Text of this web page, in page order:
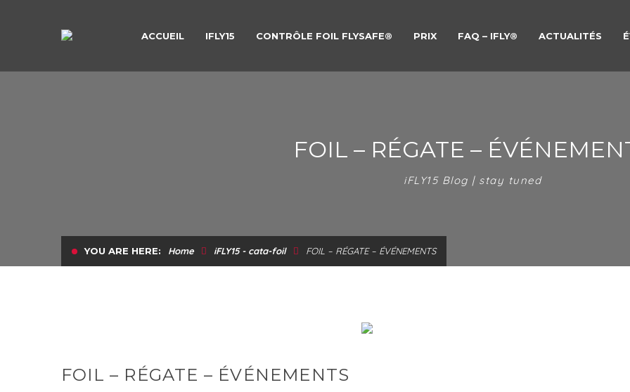
ACCUEIL IFLY15 CONTRÔLE FOIL FLYSAFE® PRIX FAQ – IFLY® ACTUALITÉS
FOIL – RÉGATE –
iFLY15 Blog | stay tuned
YOU ARE HERE: Home iFLY15 - cata-foil FOIL – RÉGATE – ÉVÉNEMENTS
FOIL – RÉGATE – ÉVÉNEMENTS